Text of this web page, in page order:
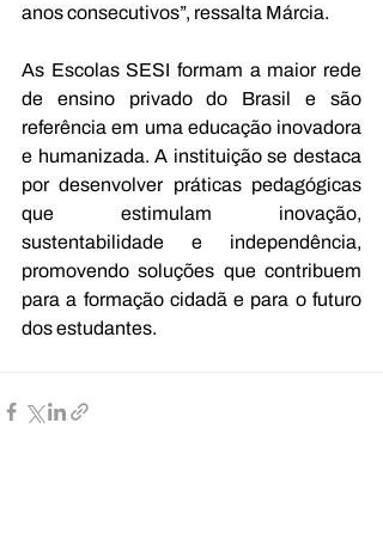
anos consecutivos”, ressalta Márcia.
As Escolas SESI formam a maior rede
de ensino privado do Brasil e são
referência em uma educação inovadora
e humanizada. A instituição se destaca
por desenvolver práticas pedagógicas
que estimulam inovação,
sustentabilidade e independência,
promovendo soluções que contribuem
para a formação cidadã e para o futuro
dos estudantes.